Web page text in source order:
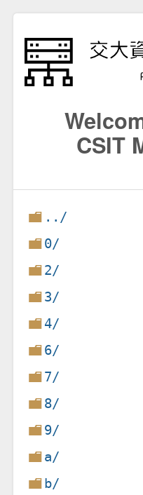
CSIT
../
0/
2/
3/
4/
6/
7/
8/
9/
a/
b/